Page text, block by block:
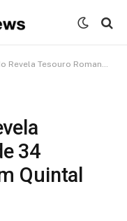
de 34 Milhões de Reais em Quintal Britânico
34
Quintal